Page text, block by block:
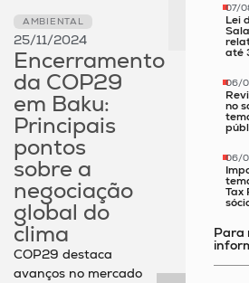
AMBIENTAL
25/11/2024
Encerramento
da COP29
em Baku:
Principais
pontos
sobre a
negociação
global do
clima
COP29 destaca
avanços no mercado
07/
Lei
até
06/
no
06/
Tax
Para